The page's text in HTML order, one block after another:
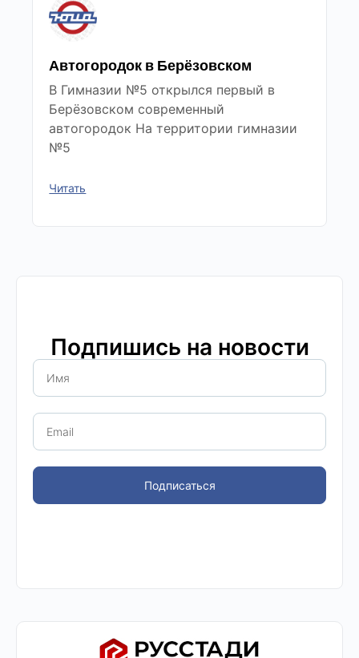
Автогородок в Берёзовском
В Гимназии №5 открылся первый в
Берёзовском современный
автогородок На территории гимназии
№5
Читать
Подпишись на новости
Подписаться